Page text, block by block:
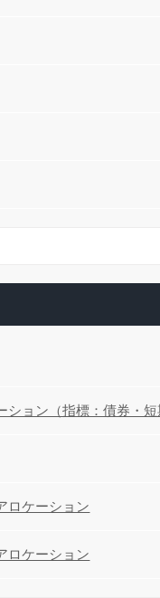
ション（指標：債券・短
ロケーション
ケーション